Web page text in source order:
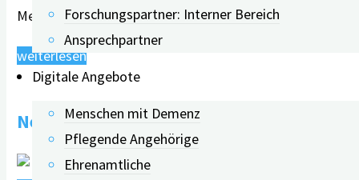
Forschungspartner: Interner Bereich
Ansprechpartner
Digitale Angebote
Menschen mit Demenz
Pflegende Angehörige
Ehrenamtliche
Menschen …
weiterlesen"digiDEM
Bayern-
Studie:
Demenzwissen
Neue digiDEM Bayern